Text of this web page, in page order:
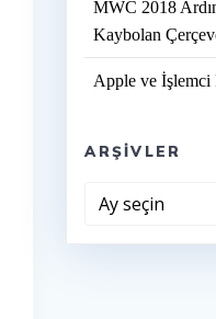
MWC 2018
Kaybolan
Apple ve İşlemci
ARŞIVLER
Arşivler